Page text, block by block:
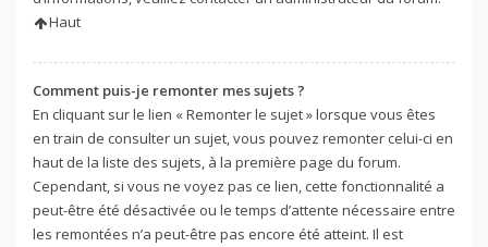
Haut
Comment puis-je remonter mes sujets ?
En cliquant sur le lien « Remonter le sujet » lorsque vous êtes
en train de consulter un sujet, vous pouvez remonter celui-ci en
haut de la liste des sujets, à la première page du forum.
Cependant, si vous ne voyez pas ce lien, cette fonctionnalité a
peut-être été désactivée ou le temps d’attente nécessaire entre
les remontées n’a peut-être pas encore été atteint. Il est